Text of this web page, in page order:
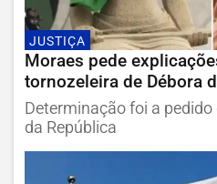
JUSTIÇA
Moraes pede
tornozeleira de Débora
Determinação foi a pedido
da República